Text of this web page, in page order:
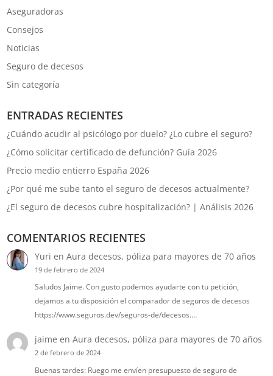
Aseguradoras
Consejos
Noticias
Seguro de decesos
Sin categoría
ENTRADAS RECIENTES
¿Cuándo acudir al psicólogo por duelo? ¿Lo cubre el seguro?
¿Cómo solicitar certificado de defunción? Guía 2026
Precio medio entierro España 2026
¿Por qué me sube tanto el seguro de decesos actualmente?
¿El seguro de decesos cubre hospitalización? | Análisis 2026
COMENTARIOS RECIENTES
Yuri en Aura decesos, póliza para mayores de 70 años
19 de febrero de 2024
Saludos Jaime. Con gusto podemos ayudarte con tu petición,
dejamos a tu disposición el comparador de seguros de decesos
https://www.seguros.dev/seguros-de/decesos.…
jaime en Aura decesos, póliza para mayores de 70 años
2 de febrero de 2024
Buenas tardes: Ruego me envíen presupuesto de seguro de